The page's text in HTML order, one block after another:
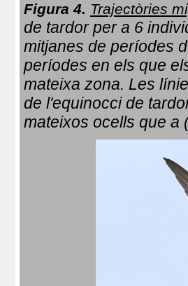
Figura 4. Trajectòries
de tardor per a 6
mitjanes de períodes
períodes en els que
mateixa zona. Les
de l'equinocci de
mateixos ocells que a